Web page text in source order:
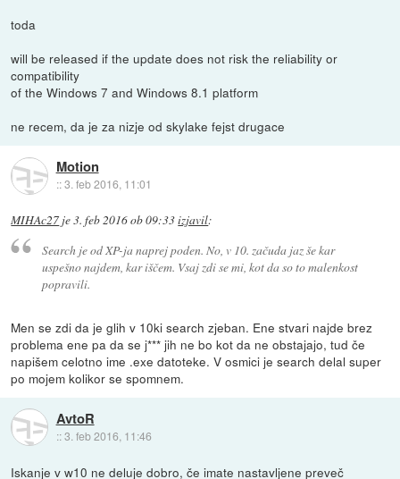
toda
will be released if the update does not risk the reliability or
compatibility
of the Windows 7 and Windows 8.1 platform
ne recem, da je za nizje od skylake fejst drugace
Motion
::3. feb 2016, 11:01
MIHAc27 je3. feb 2016 ob 09:33izjavil:
Search je od XP-ja naprej poden. No, v 10. začuda jaz še kar
uspešno najdem, kar iščem. Vsaj zdi se mi, kot da so to malenkost
popravili.
Men se zdi da je glih v 10ki search zjeban. Ene stvari najde brez
problema ene pa da se j*** jih ne bo kot da ne obstajajo, tud če
napišem celotno ime .exe datoteke. V osmici je search delal super
po mojem kolikor se spomnem.
AvtoR
::3. feb 2016, 11:46
Iskanje v w10 ne deluje dobro, če imate nastavljene preveč